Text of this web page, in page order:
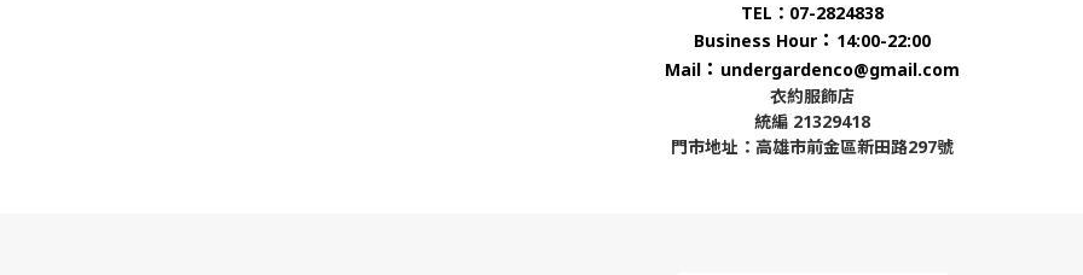
TEL：07-2824838
Business Hour ： 14:00-22:00
Mail ： undergardenco@gmail.com
衣約服飾店
統編 21329418
門市地址：高雄市前金區新田路297號